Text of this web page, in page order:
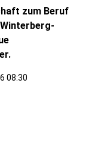
zum Beruf
08:30